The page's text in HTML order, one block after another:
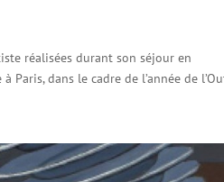
réalisées durant son séjour en
dans le cadre de l’année de